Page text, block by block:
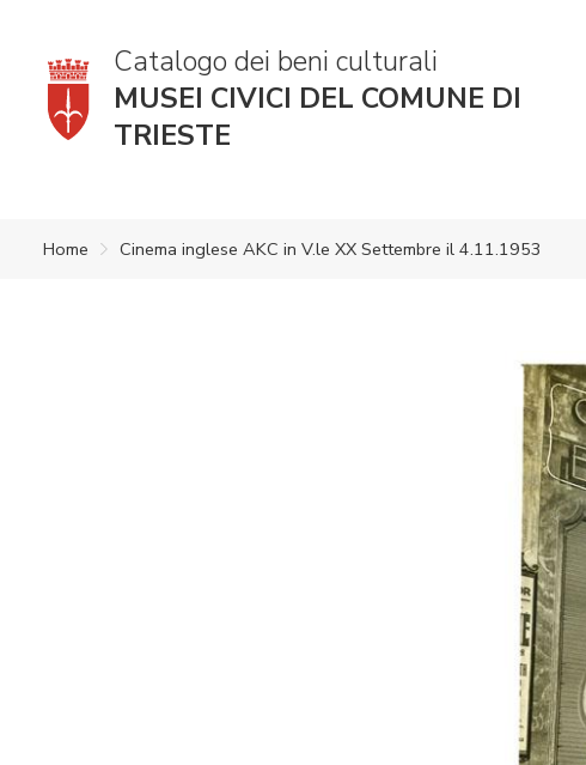
Catalogo dei beni culturali
MUSEI CIVICI DEL COMUNE DI
TRIESTE
Home Cinema inglese AKC in V.le XX Settembre il 4.11.1953